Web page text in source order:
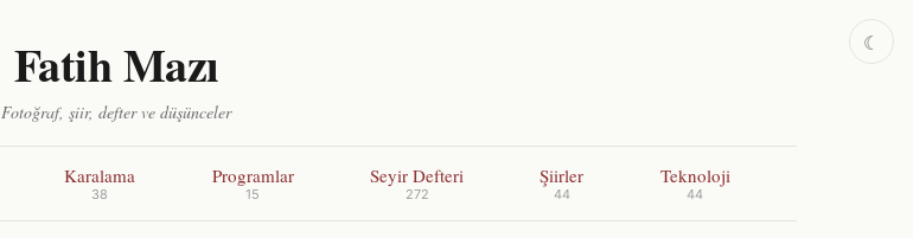
Fatih Mazı
Fotoğraf, şiir, defter ve düşünceler
Karalama
38
Programlar
15
Seyir Defteri
272
Şiirler
44
Teknoloji
44
☾